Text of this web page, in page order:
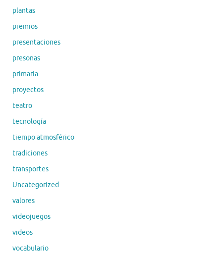
plantas
premios
presentaciones
presonas
primaria
proyectos
teatro
tecnología
tiempo atmosférico
tradiciones
transportes
Uncategorized
valores
videojuegos
videos
vocabulario